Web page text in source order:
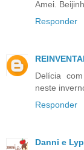
Amei.
Responder
Delícia
neste
Responder
Danni e